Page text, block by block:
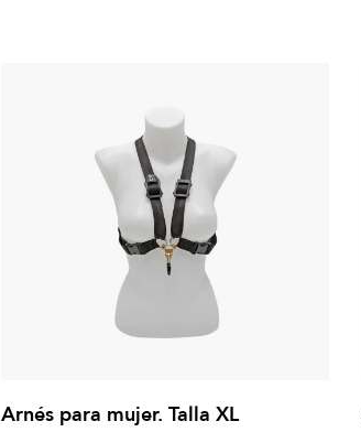
Arnés para mujer. Talla XL